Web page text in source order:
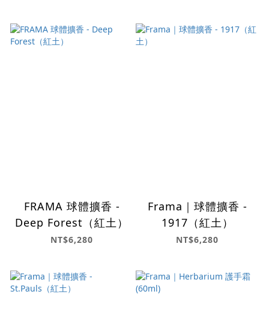
FRAMA 球體擴香 -
Deep Forest（紅土）
NT$6,280
Frama｜球體擴香 -
1917（紅土）
NT$6,280